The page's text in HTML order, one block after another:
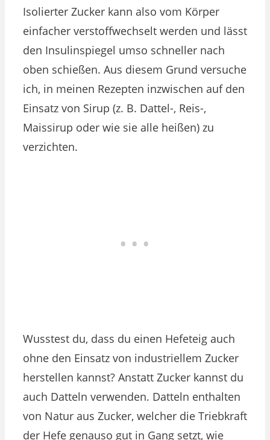
Isolierter Zucker kann also vom Körper
einfacher verstoffwechselt werden und lässt
den Insulinspiegel umso schneller nach
oben schießen. Aus diesem Grund versuche
ich, in meinen Rezepten inzwischen auf den
Einsatz von Sirup (z. B. Dattel-, Reis-,
Maissirup oder wie sie alle heißen) zu
verzichten.
Wusstest du, dass du einen Hefeteig auch
ohne den Einsatz von industriellem Zucker
herstellen kannst? Anstatt Zucker kannst du
auch Datteln verwenden. Datteln enthalten
von Natur aus Zucker, welcher die Triebkraft
der Hefe genauso gut in Gang setzt, wie